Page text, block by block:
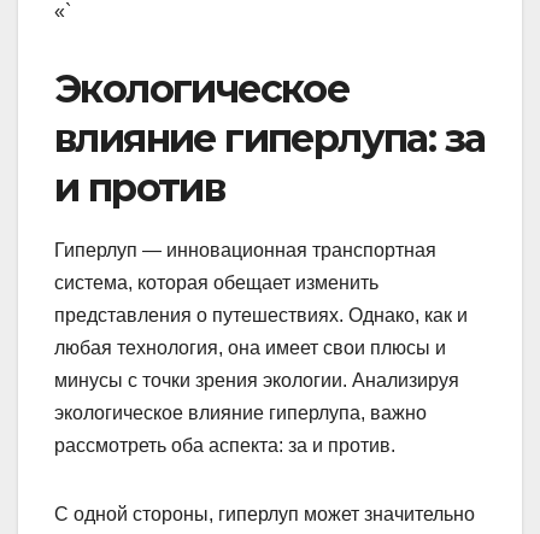
«`
Экологическое
влияние гиперлупа: за
и против
Гиперлуп — инновационная транспортная
система, которая обещает изменить
представления о путешествиях. Однако, как и
любая технология, она имеет свои плюсы и
минусы с точки зрения экологии. Анализируя
экологическое влияние гиперлупа, важно
рассмотреть оба аспекта: за и против.
С одной стороны, гиперлуп может значительно